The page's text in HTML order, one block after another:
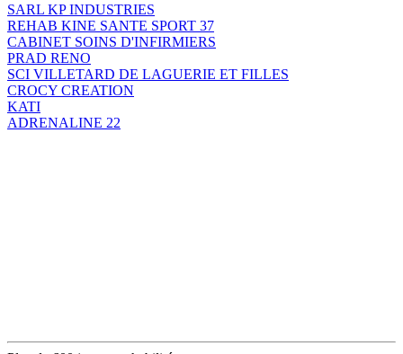
SARL KP INDUSTRIES
REHAB KINE SANTE SPORT 37
CABINET SOINS D'INFIRMIERS
PRAD RENO
SCI VILLETARD DE LAGUERIE ET FILLES
CROCY CREATION
KATI
ADRENALINE 22